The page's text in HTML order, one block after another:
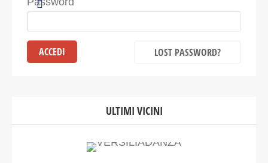
LOST PASSWORD?
ULTIMI VICINI